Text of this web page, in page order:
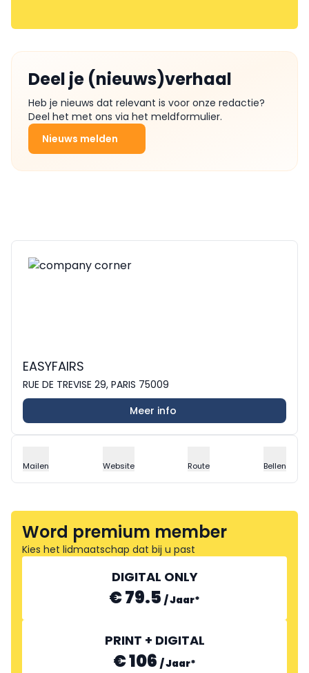
Deel je (nieuws)verhaal
Heb je nieuws dat relevant is voor onze redactie?
Deel het met ons via het meldformulier.
Nieuws melden
EASYFAIRS
RUE DE TREVISE 29, PARIS 75009
Meer info
Mailen Website Route Bellen
Word premium member
Kies het lidmaatschap dat bij u past
DIGITAL ONLY
€ 79.5 /Jaar*
PRINT + DIGITAL
€ 106 /Jaar*